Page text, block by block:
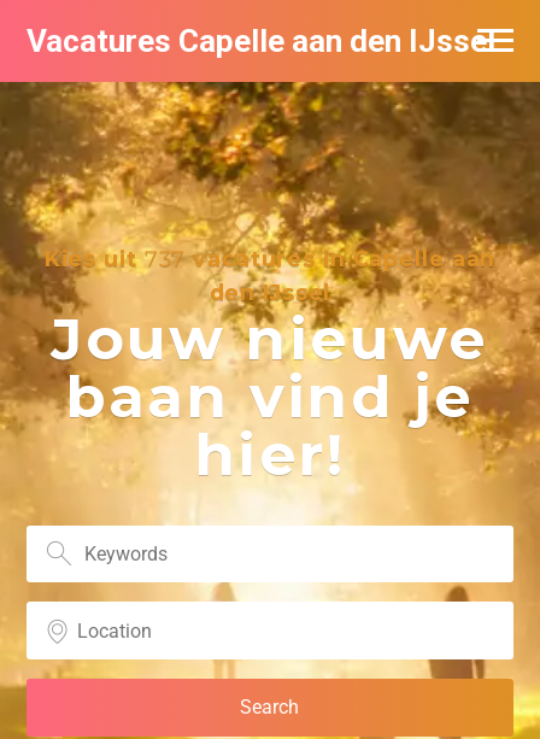
Vacatures Capelle aan den IJssel
Kies uit737vacatures in Capelle aan
den IJssel
Jouw nieuwe
baan vind je
hier!